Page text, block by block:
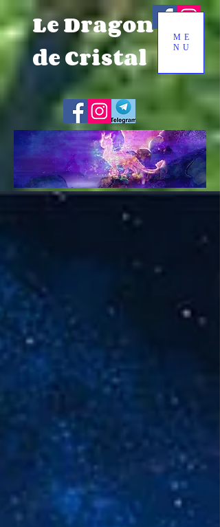
Le Dragon
de Cristal
ME
NU